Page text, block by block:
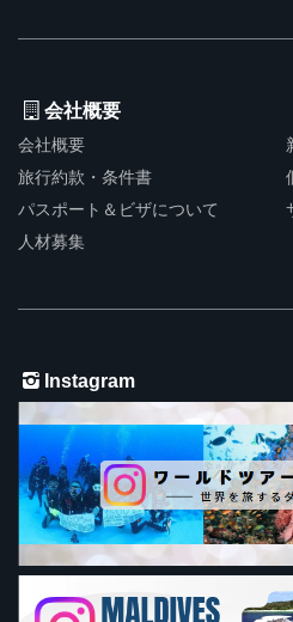
会社概要
会社概要
旅行約款・条件書
パスポート＆ビザについて
人材募集
Instagram